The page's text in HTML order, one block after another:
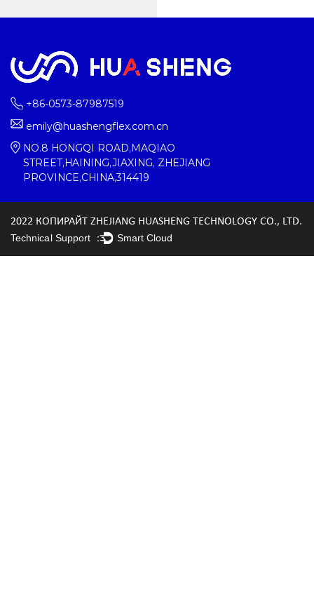
+86-0573-87987519
emily@huashengflex.com.cn
NO.8 HONGQI ROAD,MAQIAO
STREET,HAINING,JIAXING, ZHEJIANG
PROVINCE,CHINA,314419
2022 КОПИРАЙТ ZHEJIANG HUASHENG TECHNOLOGY CO., LTD.
Technical Support ： Smart Cloud